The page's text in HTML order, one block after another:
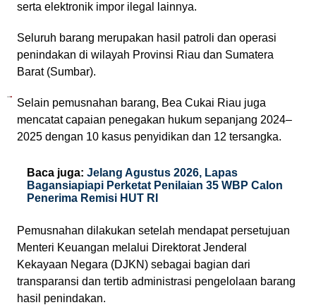
serta elektronik impor ilegal lainnya.
Seluruh barang merupakan hasil patroli dan operasi
penindakan di wilayah Provinsi Riau dan Sumatera
Barat (Sumbar).
Selain pemusnahan barang, Bea Cukai Riau juga
mencatat capaian penegakan hukum sepanjang 2024–
2025 dengan 10 kasus penyidikan dan 12 tersangka.
Baca juga: Jelang Agustus 2026, Lapas
Bagansiapiapi Perketat Penilaian 35 WBP Calon
Penerima Remisi HUT RI
Pemusnahan dilakukan setelah mendapat persetujuan
Menteri Keuangan melalui Direktorat Jenderal
Kekayaan Negara (DJKN) sebagai bagian dari
transparansi dan tertib administrasi pengelolaan barang
hasil penindakan.